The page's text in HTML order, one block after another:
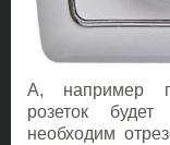
А, например
розеток
необходим